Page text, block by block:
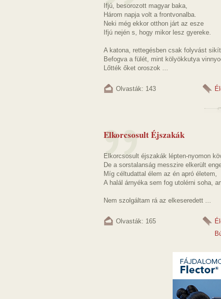
Ifjú, besorozott magyar baka,
Három napja volt a frontvonalba.
Neki még ekkor otthon járt az esze
Ifjú nején s, hogy mikor lesz gyereke.
A katona, rettegésben csak folyvást
Befogva a fülét, mint kölyökkutya
Lőtték őket oroszok ...
Olvasták: 143
Elkorcsosult Éjszakák
Elkorcsosult éjszakák lépten-nyomon
De a sorstalanság messzire elkerült
Míg céltudattal élem az én apró életem,
A halál árnyéka sem fog utolérni soha,
Nem szolgáltam rá az elkeseredett ...
Olvasták: 165